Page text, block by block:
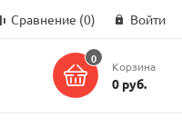
Сравнение (0) Войти
0
Корзина
0 руб.